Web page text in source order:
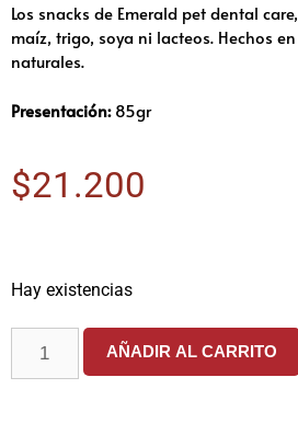
Los snacks de Emerald pet dental
maíz, trigo, soya ni lacteos. Hechos
naturales.
Presentación:85gr
$21.200
Hay existencias
AÑADIR AL CARRITO